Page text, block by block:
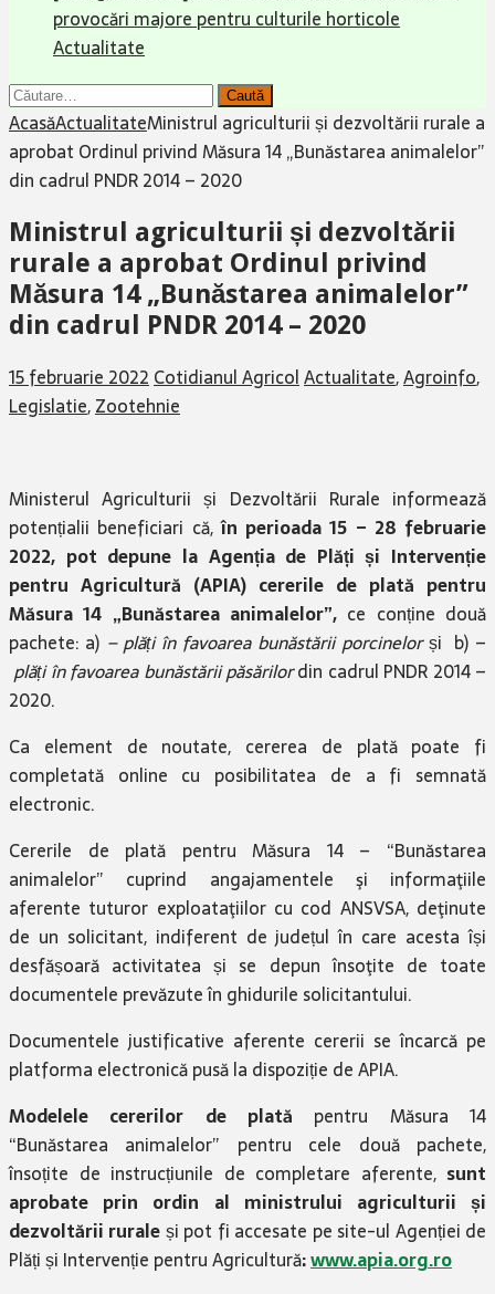
provocări majore pentru culturile horticole
Actualitate
Caută
după:
AcasăActualitateMinistrul agriculturii și dezvoltării rurale a
aprobat Ordinul privind Măsura 14 „Bunăstarea animalelor”
din cadrul PNDR 2014 – 2020
Ministrul agriculturii și dezvoltării
rurale a aprobat Ordinul privind
Măsura 14 „Bunăstarea animalelor”
din cadrul PNDR 2014 – 2020
15 februarie 2022 Cotidianul AgricolActualitate,Agroinfo,
Legislatie,Zootehnie
Ministerul Agriculturii și Dezvoltării Rurale informează
potențialii beneficiari că,în perioada 15 – 28 februarie
2022, pot depune la Agenția de Plăți și Intervenție
pentru Agricultură (APIA) cererile de plată pentru
Măsura 14 „Bunăstarea animalelor”, ce conține două
pachete: a) – plăți în favoarea bunăstării porcinelorși b) –
plăți în favoarea bunăstării păsărilordin cadrul PNDR 2014 –
2020.
Ca element de noutate, cererea de plată poate fi
completată online cu posibilitatea de a fi semnată
electronic.
Cererile de plată pentru Măsura 14 – “Bunăstarea
animalelor” cuprind angajamentele şi informaţiile
aferente tuturor exploataţiilor cu cod ANSVSA, deţinute
de un solicitant, indiferent de județul în care acesta își
desfășoară activitatea și se depun însoţite de toate
documentele prevăzute în ghidurile solicitantului.
Documentele justificative aferente cererii se încarcă pe
platforma electronică pusă la dispoziție de APIA.
Modelele cererilor de plată pentru Măsura 14
“Bunăstarea animalelor” pentru cele două pachete,
însoțite de instrucțiunile de completare aferente, sunt
aprobate prin ordin al ministrului agriculturii și
dezvoltării ruraleși pot fi accesate pe site-ul Agenției de
Plăți și Intervenție pentru Agricultură:www.apia.org.ro